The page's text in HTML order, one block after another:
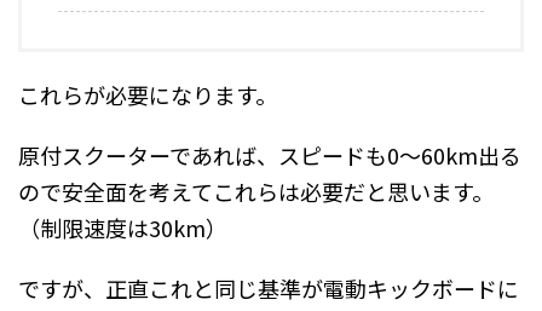
これらが必要になります。
原付スクーターであれば、スピードも0～60km出る
ので安全面を考えてこれらは必要だと思います。
（制限速度は30km）
ですが、正直これと同じ基準が電動キックボードに